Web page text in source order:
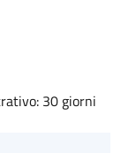
30 giorni